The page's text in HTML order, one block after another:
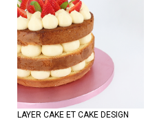
LAYER CAKE ET CAKE DESIGN